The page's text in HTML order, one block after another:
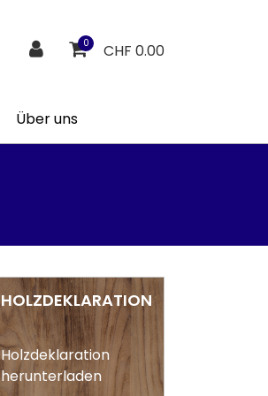
0 CHF 0.00
Über uns
HOLZDEKLARATION
Holzdeklaration
herunterladen